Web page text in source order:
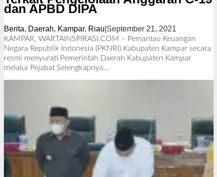
dan APBD DIPA
Berita, Daerah, Kampar, Riau September 21, 2021
l
e
h
KAMPAR, WARTAINSPIRASI.COM – Pemantau Keuangan
Negara Republik Indonesia (PKNRI) Kabupaten Kampar secara
resmi menyurati Pemerintah Daerah Kabupaten Kampar
melalui Pejabat Selengkapnya…